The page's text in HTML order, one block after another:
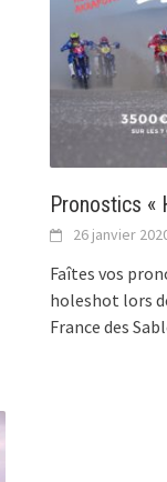
Pronostics «
26 janvier
Faîtes vos
holeshot lors
France des